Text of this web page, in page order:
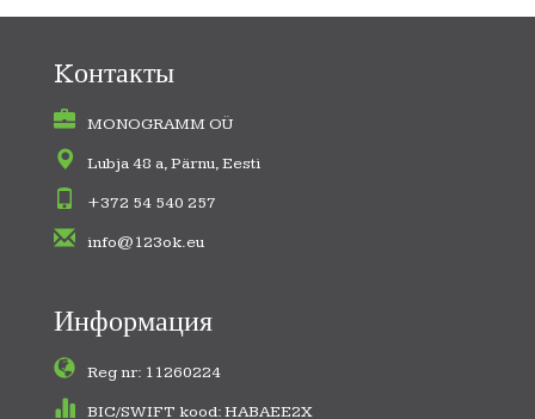
Kонтакты
MONOGRAMM OÜ
Lubja 48 a, Pärnu, Eesti
+372 54 540 257
info@123ok.eu
Информация
Reg nr: 11260224
BIC/SWIFT kood: HABAEE2X